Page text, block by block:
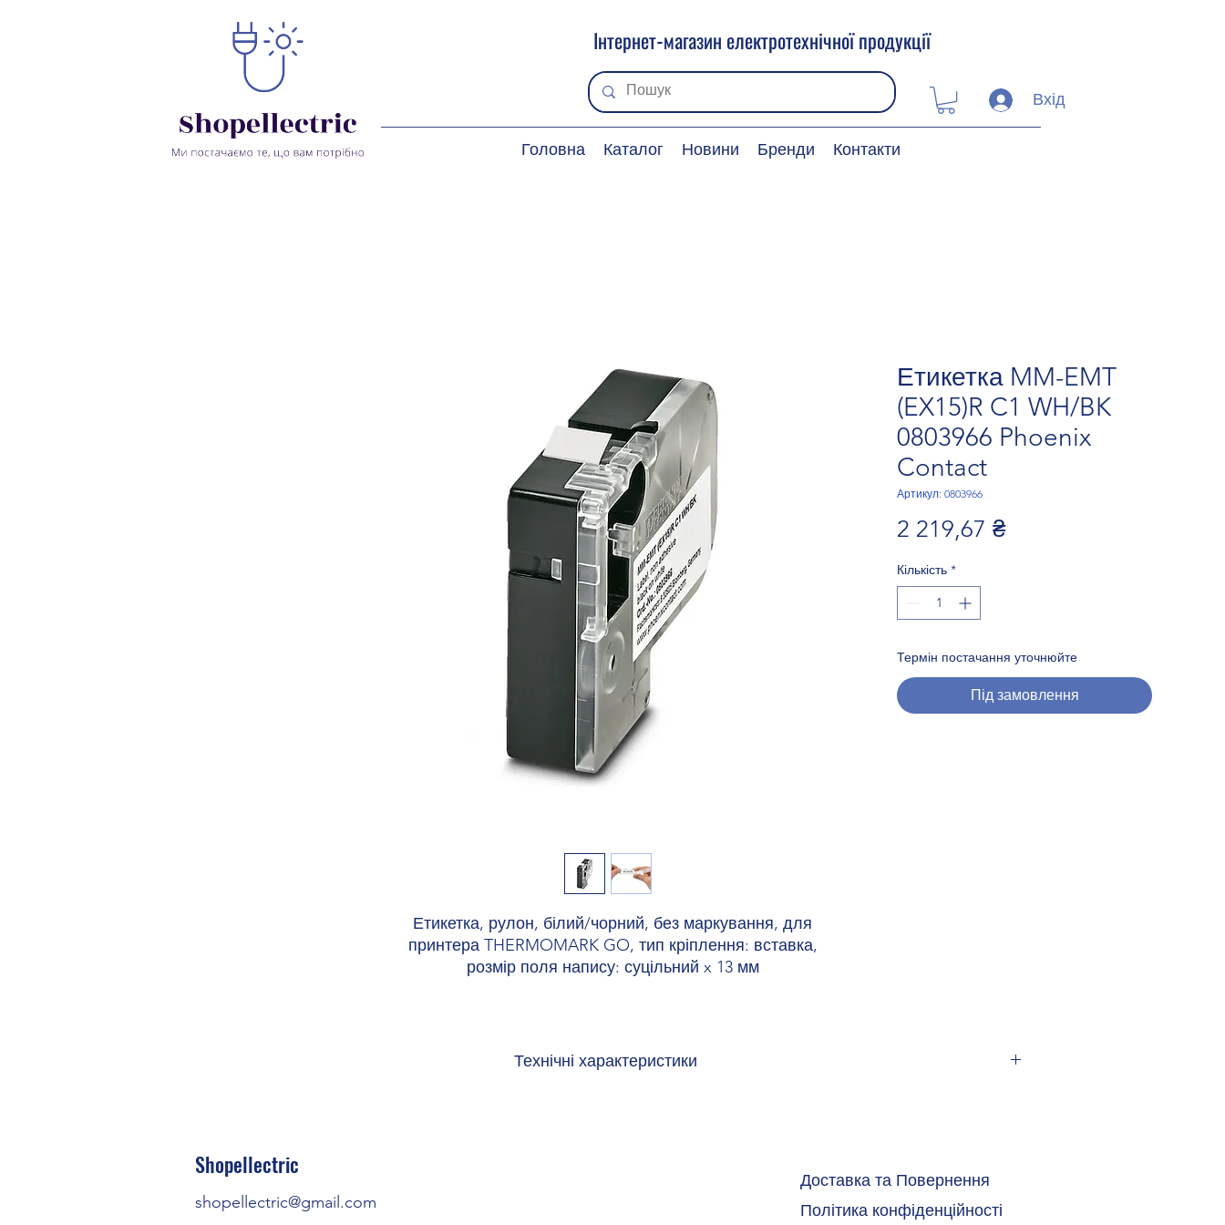
Інтернет-магазин електротехнічної продукції
Вхід
Головна Каталог Новини Бренди Контакти
Етикетка MM-EMT
(EX15)R C1 WH/BK
0803966 Phoenix
Contact
Артикул: 0803966
2 219,67 ₴Ціна
Кількість *
Термін постачання уточнюйте
Під замовлення
Етикетка, рулон, білий/чорний, без маркування, для
принтера THERMOMARK GO, тип кріплення: вставка,
розмір поля напису: суцільний x 13 мм
Технічні характеристики
термотрансферний
Shopellectric
shopellectric@gmail.com
Доставка та Повернення
Політика конфіденційності